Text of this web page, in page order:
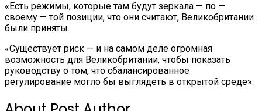
«Есть режимы, которые там будут зеркала — по —
своему — той позиции, что они считают, Великобритании
были приняты.
«Существует риск — и на самом деле огромная
возможность для Великобритании, чтобы показать
руководству о том, что сбалансированное
регулирование могло бы выглядеть в открытой среде».